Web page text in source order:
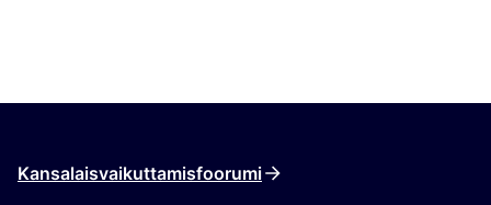
Kansalaisvaikuttamisfoorumi